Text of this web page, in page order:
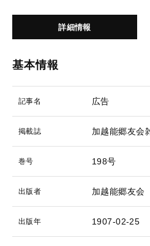
詳細情報
基本情報
記事名 広告
掲載誌 加越能郷友会
巻号 198号
出版者 加越能郷友会
出版年 1907-02-25